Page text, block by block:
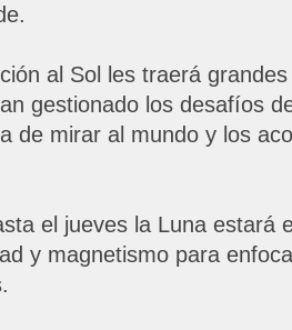
al Sol les traerá
gestionado los desafíos
de mirar al mundo y los
el jueves la Luna estará
y magnetismo para